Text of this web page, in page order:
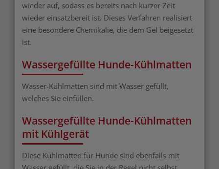
wieder auf, sodass es bereits nach kurzer Zeit
wieder einsatzbereit ist. Dieses Verfahren realisiert
eine besondere Chemikalie, die dem Gel beigesetzt
ist.
Wassergefüllte Hunde-Kühlmatten
Wasser-Kühlmatten sind mit Wasser gefüllt,
welches Sie einfüllen.
Wassergefüllte Hunde-Kühlmatten
mit Kühlgerät
Diese Kühlmatten für Hunde sind ebenfalls mit